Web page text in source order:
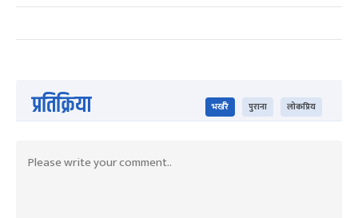
प्रतिक्रिया भर्खरै पुराना लोकप्रिय